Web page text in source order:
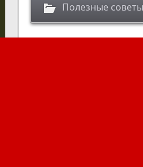
Полезные советы